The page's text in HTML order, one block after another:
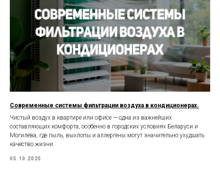
Современные системы фильтрации воздуха в кондиционерах.
Чистый воздух в квартире или офисе — одна из важнейших
составляющих комфорта, особенно в городских условиях Беларуси и
Могилёва, где пыль, выхлопы и аллергены могут значительно ухудшать
качество жизни.
05.10.2025